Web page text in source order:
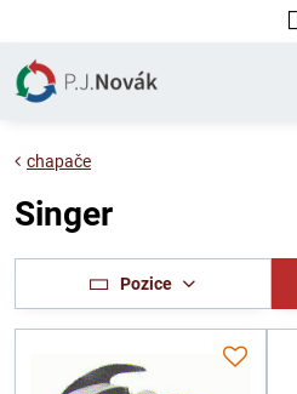
chapače
Singer
Pozice